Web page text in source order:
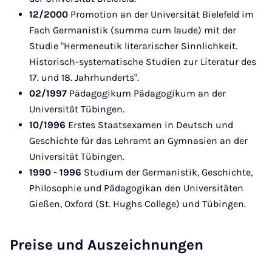
12/2000 Promotion an der Universität Bielefeld im
Fach Germanistik (summa cum laude) mit der
Studie "Hermeneutik literarischer Sinnlichkeit.
Historisch-systematische Studien zur Literatur des
17. und 18. Jahrhunderts".
02/1997 Pädagogikum Pädagogikum an der
Universität Tübingen.
10/1996 Erstes Staatsexamen in Deutsch und
Geschichte für das Lehramt an Gymnasien an der
Universität Tübingen.
1990 - 1996 Studium der Germanistik, Geschichte,
Philosophie und Pädagogikan den Universitäten
Gießen, Oxford (St. Hughs College) und Tübingen.
Preise und Auszeichnungen